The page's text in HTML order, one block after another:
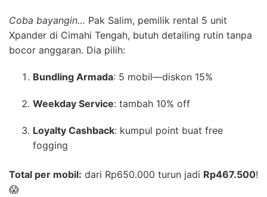
Coba bayangin… Pak Salim, pemilik rental 5 unit
Xpander di Cimahi Tengah, butuh detailing rutin tanpa
bocor anggaran. Dia pilih:
Bundling Armada: 5 mobil—diskon 15%
Weekday Service: tambah 10% off
Loyalty Cashback: kumpul point buat free
fogging
Total per mobil: dari Rp650.000 turun jadi Rp467.500!
😱